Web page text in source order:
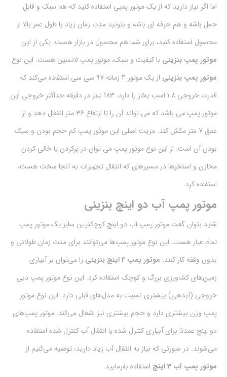
اما اگر نیاز دارید که از یک موتور پمپی استفاده کنید که هم سبک و قابل
حمل باشه و هم حرفه ای باشه و بتونید مدت زمان زیاد با طول عمر بالا از
محصول استفاده کنید، برای شما هم محصول در بازار هست. یکی از این
موتور پمپ بنزینی با کیفیت و سبک، موتور پمپ لانسین هست. این نوع
موتور پمپ بنزینی
از یک موتور 4 زمانه 97 سی سی استفاده می‌کند که
قدرت خروجی 1.8 اسب بخار را دارد. 183 لیتر در دقیقه حداکثر خروجی این
موتور پمپ می باشد که می تواند آن را تا ارتفاع 36 متر انتقال دهد و از
عمق 7 متر مکش کند. مزیت اصلی این موتور پمپ کم حجم بودن و سبک
بودن آن است. از این نوع موتور پمپ می توان در پرکردن یا خالی کردن
مخازن و استخرها در مسیرهای که انتقال تجهیزات به آنجا سخت هست،
استفاده کرد.
موتور پمپ آب دو اینچ بنزینی
شاید بتوان گفت موتور پمپ آب دو اینچ کوچکترین سایز یک موتور پمپ
تمام عیار هست. این نوع موتور پمپ‌ها می‌توانند برای مدت زمان طولانی و
بدون وقفه کار کنند. موتور پمپ 2 اینچ بنزینی
را می‌توان بر آبیاری
زمین‌های کشاورزی بزرگ و کوچک استفاده کرد. این نوع موتور پمپ دبی
خروجی (آبدهی) بیشتری نسبت به مدل‌های قبلی دارد. این نوع موتور
پمپ وزن بیشتری دارد و حجم بیشتری نیز اشغال می‌کند. موتور پمپ‌های
دو اینچ عمدتا برای آبیاری کنترل شده یا انتقال آب کنترل شده استفاده
می‌شوند. در صورتی که نیاز به انتقال آب زیاد دارید، توصیه می‌کنیم از
موتور پمپ آب 3 اینچ
استفاده بفرمایید.